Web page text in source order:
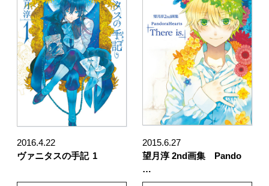
2016.4.22
ヴァニタスの手記 1
2015.6.27
望月淳 2nd画集 Pando
…